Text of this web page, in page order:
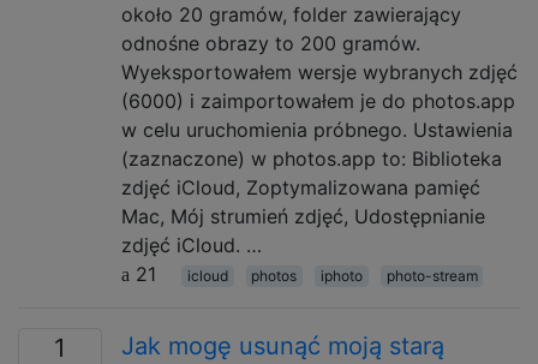
około 20 gramów, folder zawierający
odnośne obrazy to 200 gramów.
Wyeksportowałem wersje wybranych zdjęć
(6000) i zaimportowałem je do photos.app
w celu uruchomienia próbnego. Ustawienia
(zaznaczone) w photos.app to: Biblioteka
zdjęć iCloud, Zoptymalizowana pamięć
Mac, Mój strumień zdjęć, Udostępnianie
zdjęć iCloud. …
21
icloud photos iphoto photo-stream
1
Jak mogę usunąć moją starą